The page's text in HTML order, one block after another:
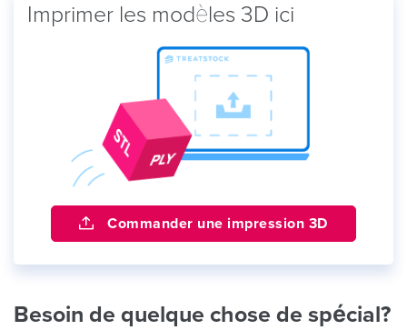
Imprimer les modèles 3D ici
Commander une impression 3D
Besoin de quelque chose de spécial?